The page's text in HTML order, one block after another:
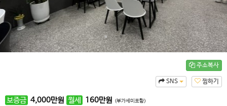
주소복사
찜하기
SNS
보증금 4,000만원 월세 160만원 (부가세미포함)